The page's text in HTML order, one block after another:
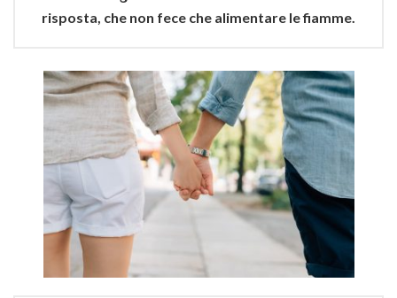
risposta, che non fece che alimentare le fiamme.